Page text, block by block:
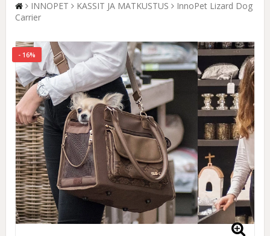
INNOPET KASSIT JA MATKUSTUS
InnoPet Lizard Dog
Carrier
- 16%